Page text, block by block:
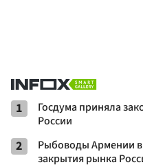
1
Госдума приняла
России
2
Рыбоводы Армении
закрытия рынка